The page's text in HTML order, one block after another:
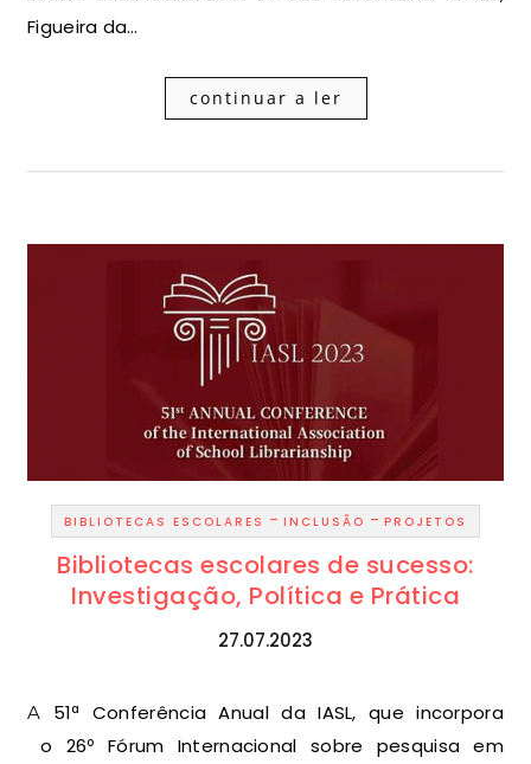
Figueira da…
continuar a ler
BIBLIOTECAS ESCOLARES - INCLUSÃO - PROJETOS
Bibliotecas escolares de sucesso:
Investigação, Política e Prática
27.07.2023
A 51ª Conferência Anual da IASL, que incorpora
o 26º Fórum Internacional sobre pesquisa em